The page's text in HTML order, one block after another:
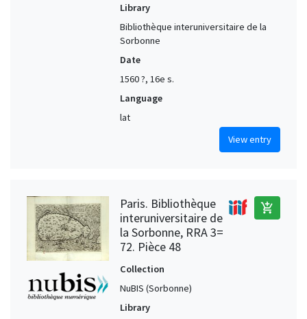
Library
Bibliothèque interuniversitaire de la
Sorbonne
Date
1560 ?, 16e s.
Language
lat
View entry
Paris. Bibliothèque
interuniversitaire de
la Sorbonne, RRA 3=
72. Pièce 48
add_shopping_cart
Collection
NuBIS (Sorbonne)
Library